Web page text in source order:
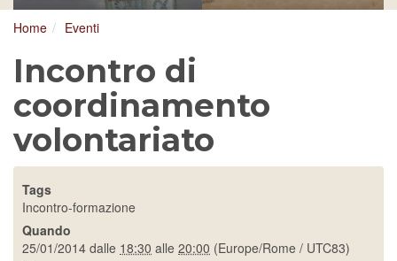
Home Eventi
Incontro di
coordinamento
volontariato
Tags
Incontro-formazione
Quando
25/01/2014 dalle 18:30 alle 20:00 (Europe/Rome / UTC83)